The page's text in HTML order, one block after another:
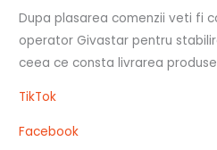
Dupa plasarea comenzii veti fi
operator Givastar pentru
ceea ce consta livrarea
TikTok
Facebook